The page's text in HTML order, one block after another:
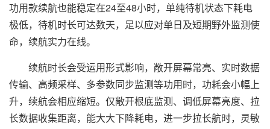
功用款续航也能稳定在24至48小时，单纯待机状态下耗电
极低，待机时长可达数天，足以应对单日及短期野外监测使
命，续航实力在线。
续航时长会受运用形式影响，敞开屏幕常亮、实时数据
传输、高频采样、多参数同步监测等功用时，功耗会小幅上
升，续航会相应缩短。仅敞开根底监测、调低屏幕亮度、拉
长数据收集距离，能大大下降耗电，进一步拉长航时，灵敏